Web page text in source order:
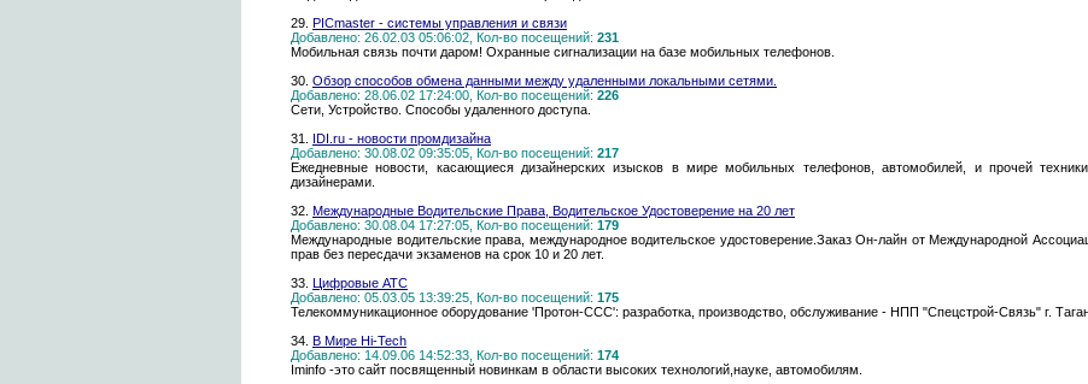
29. PICmaster - системы управления и связи
Добавлено: 26.02.03 05:06:02, Кол-во посещений: 231
Мобильная связь почти даром! Охранные сигнализации на базе мобильных телефонов.
30. Обзор способов обмена данными между удаленными локальными сетями.
Добавлено: 28.06.02 17:24:00, Кол-во посещений: 226
Сети, Устройство. Способы удаленного доступа.
31. IDI.ru - новости промдизайна
Добавлено: 30.08.02 09:35:05, Кол-во посещений: 217
Ежедневные новости, касающиеся дизайнерских изысков в мире мобильных телефонов, автомобилей, и прочей
дизайнерами.
32. Международные Водительские Права, Водительское Удостоверение на 20 лет
Добавлено: 30.08.04 17:27:05, Кол-во посещений: 179
Международные водительские права, международное водительское удостоверение.Заказ Он-лайн от Международной
прав без пересдачи экзаменов на срок 10 и 20 лет.
33. Цифровые АТС
Добавлено: 05.03.05 13:39:25, Кол-во посещений: 175
Телекоммуникационное оборудование 'Протон-ССС': разработка, производство, обслуживание - НПП "Спецстрой-Связь" г.
34. В Мире Hi-Tech
Добавлено: 14.09.06 14:52:33, Кол-во посещений: 174
Iminfo -это сайт посвященный новинкам в области высоких технологий,науке, автомобилям.